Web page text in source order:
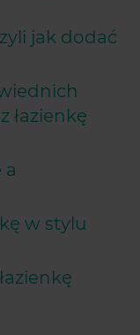
jak dodać
łazienkę
a
w stylu